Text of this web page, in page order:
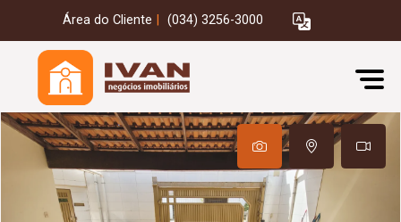
Área do Cliente (034) 3256-3000